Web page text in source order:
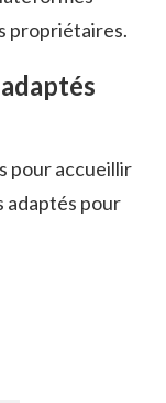
propriétaires.
pour accueillir
adaptés pour